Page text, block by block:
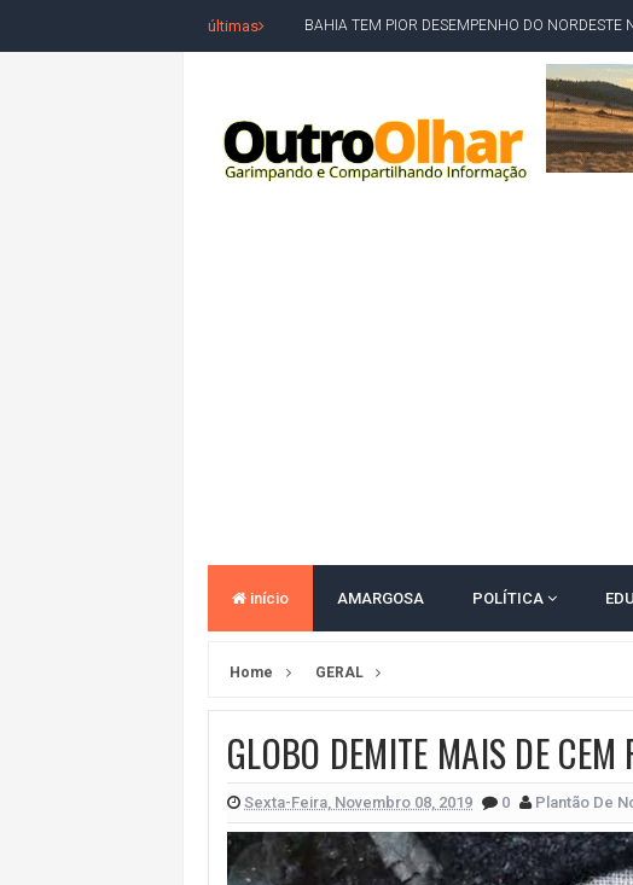
últimas BAHIA TEM PIOR DESEMPENHO DO
MILEI CHAMA LULA DE "LADRÃO E
ACM NETO LIDERA EM TODOS OS CENÁRIOS
LEVARAM CELULARES: Prefeito e presidente de
BAHIA E CORINTHIANS EMPATAM EM JOGO
VITÓRIA PERDE PARA O REMO E SE COMPLICA
VITÓRIA GOLEIA O ATHLETICO-PR POR 4 A 0
início AMARGOSA POLÍTICA
Home GERAL
GLOBO DEMITE MAIS DE CEM
Sexta-Feira, Novembro 08, 2019 0 Plantão De